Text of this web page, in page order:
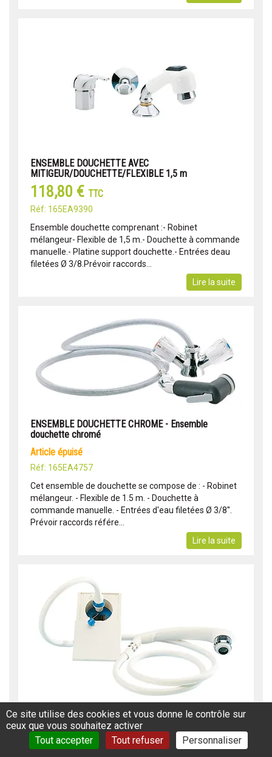
ENSEMBLE DOUCHETTE AVEC
MITIGEUR/DOUCHETTE/FLEXIBLE 1,5 m
118,80 € TTC
Réf: 165EA9390
Ensemble douchette comprenant :- Robinet
mélangeur- Flexible de 1,5 m.- Douchette à commande
manuelle.- Platine support douchette.- Entrées deau
filetées Ø 3/8.Prévoir raccords...
Lire la suite
ENSEMBLE DOUCHETTE CHROME - Ensemble
douchette chromé
article épuisé
Réf: 165EA4757
Cet ensemble de douchette se compose de : - Robinet
mélangeur. - Flexible de 1.5 m. - Douchette à
commande manuelle. - Entrées d'eau filetées Ø 3/8''.
Prévoir raccords référe...
Lire la suite
ENSEMBLE DOUCHETTE D AUVENT
article épuisé
Réf: 165EA7036
Ce site utilise des cookies et vous donne le contrôle sur
ceux que vous souhaitez activer
Tout accepter
Tout refuser Personnaliser